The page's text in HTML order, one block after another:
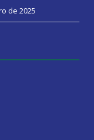
de 2025